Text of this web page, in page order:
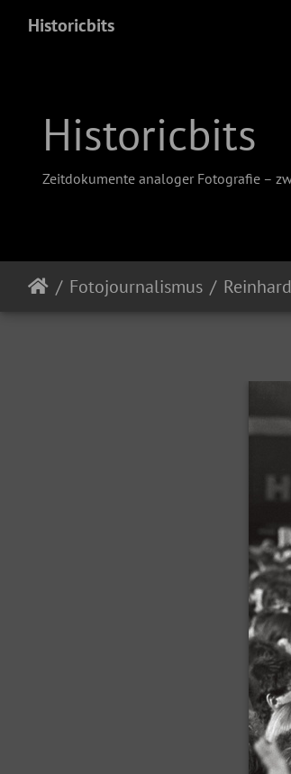
Historicbits
Historicbits
Zeitdokumente analoger Fotografie –
Fotojournalismus